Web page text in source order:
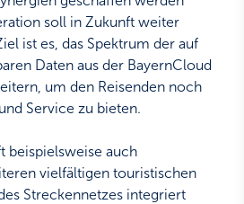
soll in Zukunft weiter
ist es, das Spektrum der auf
Daten aus der BayernCloud
um den Reisenden noch
Service zu bieten.
beispielsweise auch
vielfältigen touristischen
Streckennetzes integriert